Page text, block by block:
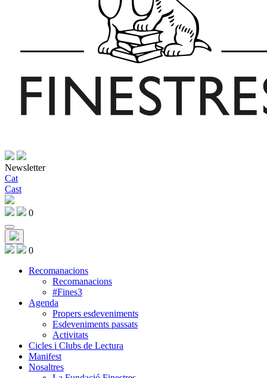
Newsletter
Cat
Cast
0
0
Recomanacions
Recomanacions
#Fines3
Agenda
Propers esdeveniments
Esdeveniments passats
Activitats
Cicles i Clubs de Lectura
Manifest
Nosaltres